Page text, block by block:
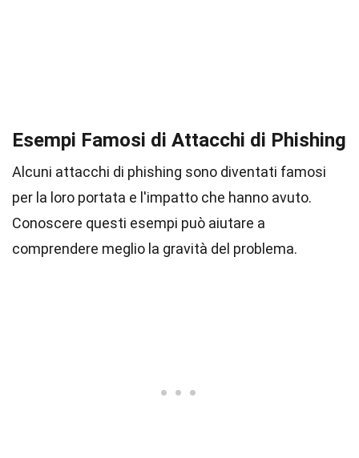
Esempi Famosi di Attacchi di Phishing
Alcuni attacchi di phishing sono diventati famosi
per la loro portata e l'impatto che hanno avuto.
Conoscere questi esempi può aiutare a
comprendere meglio la gravità del problema.